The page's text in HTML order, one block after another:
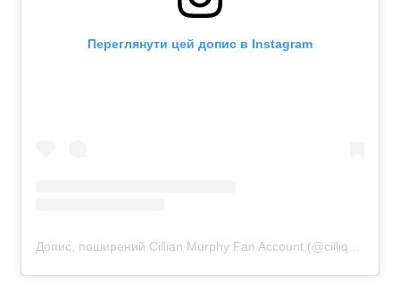
Переглянути цей допис в Instagram